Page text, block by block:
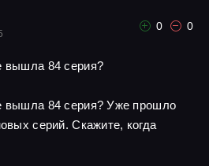
0 0
вышла 84 серия?
вышла 84 серия? Уже прошло
серий. Скажите, когда